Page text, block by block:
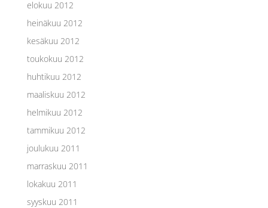
elokuu 2012
heinäkuu 2012
kesäkuu 2012
toukokuu 2012
huhtikuu 2012
maaliskuu 2012
helmikuu 2012
tammikuu 2012
joulukuu 2011
marraskuu 2011
lokakuu 2011
syyskuu 2011